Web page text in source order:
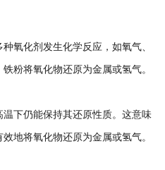
化剂发生化学反应，如氧气、
粉将氧化物还原为金属或氢气。
仍能保持其还原性质。这意味
地将氧化物还原为金属或氢气。